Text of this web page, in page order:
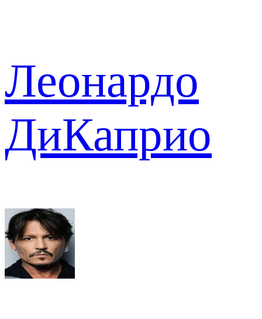
Леонардо
ДиКаприо